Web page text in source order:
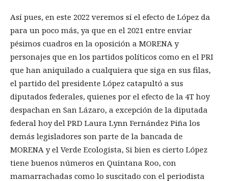
Así pues, en este 2022 veremos sí el efecto de López da
para un poco más, ya que en el 2021 entre enviar
pésimos cuadros en la oposición a MORENA y
personajes que en los partidos políticos como en el PRI
que han aniquilado a cualquiera que siga en sus filas,
el partido del presidente López catapultó a sus
diputados federales, quienes por el efecto de la 4T hoy
despachan en San Lázaro, a excepción de la diputada
federal hoy del PRD Laura Lynn Fernández Piña los
demás legisladores son parte de la bancada de
MORENA y el Verde Ecologista, Si bien es cierto López
tiene buenos números en Quintana Roo, con
mamarrachadas como lo suscitado con el periodista